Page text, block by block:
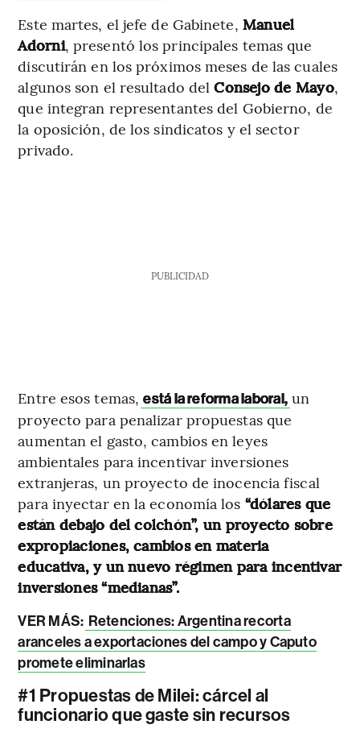
Este martes, el jefe de Gabinete, Manuel
Adorni, presentó los principales temas que
discutirán en los próximos meses de las cuales
algunos son el resultado delConsejo de Mayo,
que integran representantes del Gobierno, de
la oposición, de los sindicatos y el sector
privado.
PUBLICIDAD
Entre esos temas, está la reforma laboral, un
proyecto para penalizar propuestas que
aumentan el gasto, cambios en leyes
ambientales para incentivar inversiones
extranjeras, un proyecto de inocencia fiscal
para inyectar en la economía los “dólares que
están debajo del colchón”, un proyecto sobre
expropiaciones, cambios en materia
educativa, y un nuevo régimen para incentivar
inversiones “medianas”.
VER MÁS: Retenciones: Argentina recorta
aranceles a exportaciones del campo y Caputo
promete eliminarlas
#1 Propuestas de Milei: cárcel al
funcionario que gaste sin recursos